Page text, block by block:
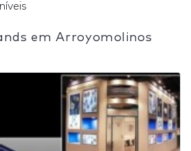
em Arroyomolinos